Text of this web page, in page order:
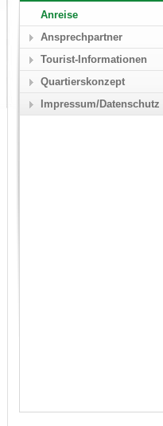
Anreise
Ansprechpartner
Tourist-Informationen
Quartierskonzept
Impressum/Datenschutz